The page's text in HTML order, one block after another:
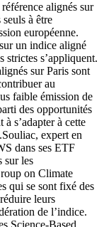
alignés sur
à être
européenne.
un indice aligné
strictes s’appliquent.
sur Paris sont
au
faible émission de
des opportunités
s’adapter à cette
expert en
dans ses ETF
sur les
on Climate
qui se sont fixé des
leurs
de l’indice.
Science-Based